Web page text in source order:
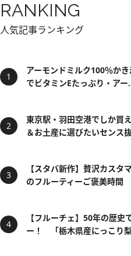
RANKING
人気記事ランキング
アーモンドミルク100％か
でビタミンEたっぷり・アー
東京駅・羽田空港でしか買
＆お土産に選びたいセンス
【スタバ新作】贅沢カスタ
のフルーティーご褒美時間
【フルーチェ】50年の歴史
ー！ 「栃木県産にっこり